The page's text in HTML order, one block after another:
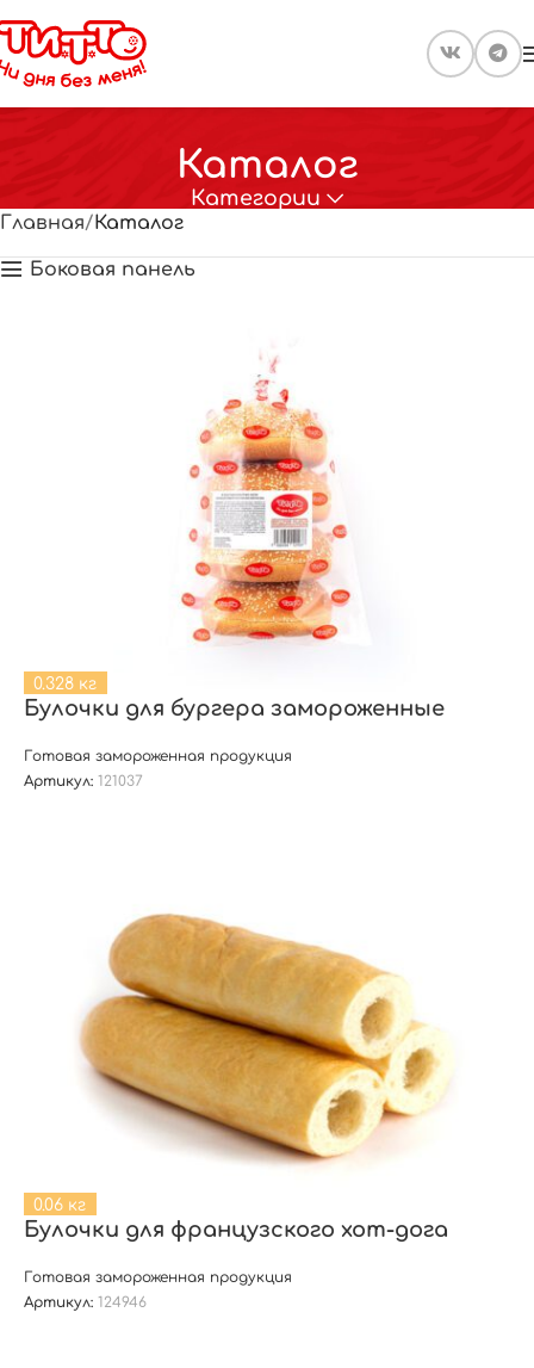
Каталог
Категории
Главная Каталог
Боковая панель
0.328 кг
Булочки для бургера замороженные
Готовая замороженная продукция
Артикул: 121037
0.06 кг
Булочки для французского хот-дога
Готовая замороженная продукция
Артикул: 124946